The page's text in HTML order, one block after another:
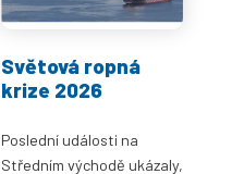
Světová ropná
krize 2026
Poslední události na
Středním východě ukázaly,